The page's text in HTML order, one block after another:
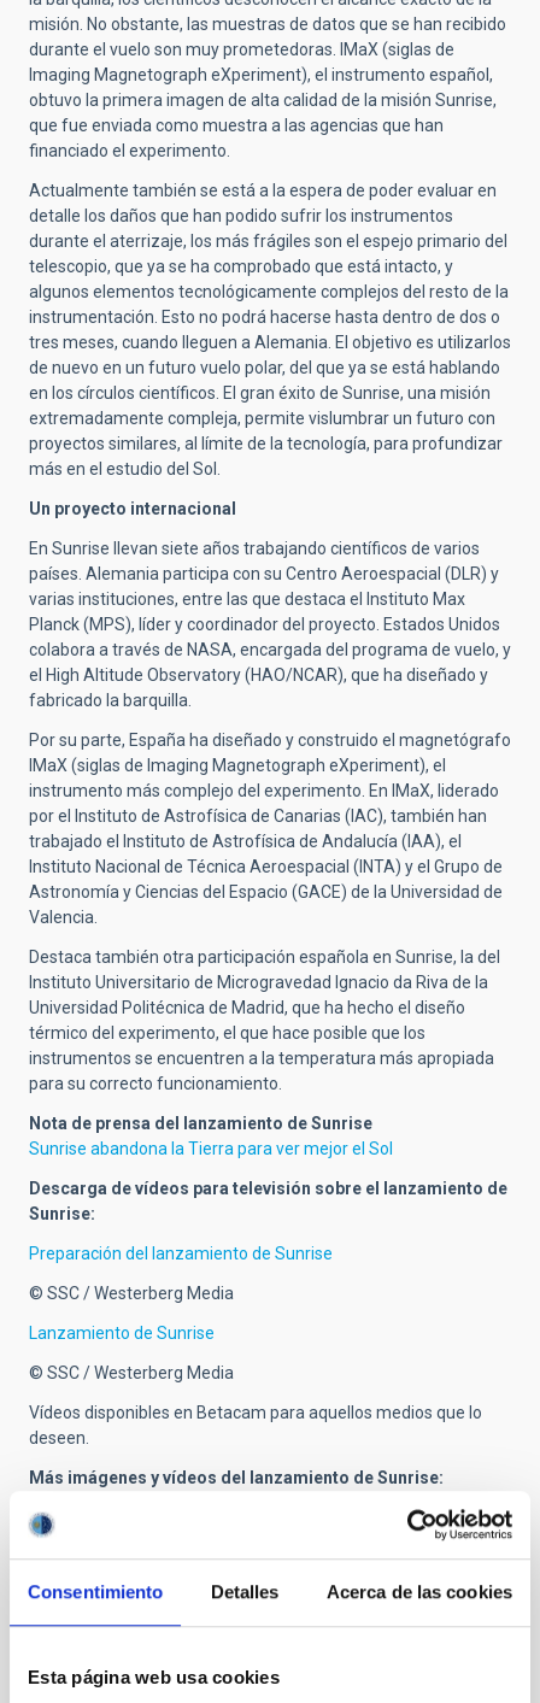
Consentimiento Detalles Acerca de las cookies
Esta página web usa cookies
misión. No obstante, las muestras de datos que se han recibido
durante el vuelo son muy prometedoras. IMaX (siglas de
Imaging Magnetograph eXperiment), el instrumento español,
obtuvo la primera imagen de alta calidad de la misión Sunrise,
que fue enviada como muestra a las agencias que han
financiado el experimento.
Actualmente también se está a la espera de poder evaluar en
detalle los daños que han podido sufrir los instrumentos
durante el aterrizaje, los más frágiles son el espejo primario del
telescopio, que ya se ha comprobado que está intacto, y
algunos elementos tecnológicamente complejos del resto de la
instrumentación. Esto no podrá hacerse hasta dentro de dos o
tres meses, cuando lleguen a Alemania. El objetivo es utilizarlos
de nuevo en un futuro vuelo polar, del que ya se está hablando
en los círculos científicos. El gran éxito de Sunrise, una misión
extremadamente compleja, permite vislumbrar un futuro con
proyectos similares, al límite de la tecnología, para profundizar
más en el estudio del Sol.
Un proyecto internacional
En Sunrise llevan siete años trabajando científicos de varios
países. Alemania participa con su Centro Aeroespacial (DLR) y
varias instituciones, entre las que destaca el Instituto Max
Planck (MPS), líder y coordinador del proyecto. Estados Unidos
colabora a través de NASA, encargada del programa de vuelo, y
el High Altitude Observatory (HAO/NCAR), que ha diseñado y
fabricado la barquilla.
Por su parte, España ha diseñado y construido el magnetógrafo
IMaX (siglas de Imaging Magnetograph eXperiment), el
instrumento más complejo del experimento. En IMaX, liderado
por el Instituto de Astrofísica de Canarias (IAC), también han
trabajado el Instituto de Astrofísica de Andalucía (IAA), el
Instituto Nacional de Técnica Aeroespacial (INTA) y el Grupo de
Astronomía y Ciencias del Espacio (GACE) de la Universidad de
Valencia.
Destaca también otra participación española en Sunrise, la del
Instituto Universitario de Microgravedad Ignacio da Riva de la
Universidad Politécnica de Madrid, que ha hecho el diseño
térmico del experimento, el que hace posible que los
instrumentos se encuentren a la temperatura más apropiada
para su correcto funcionamiento.
Nota de prensa del lanzamiento de Sunrise
Sunrise abandona la Tierra para ver mejor el Sol
Descarga de vídeos para televisión sobre el lanzamiento de
Sunrise:
Preparación del lanzamiento de Sunrise
© SSC / Westerberg Media
Lanzamiento de Sunrise
© SSC / Westerberg Media
Vídeos disponibles en Betacam para aquellos medios que lo
deseen.
Más imágenes y vídeos del lanzamiento de Sunrise:
Centro Espacial Esrange
En su utilización, añadir siempre los créditos siguientes: autor
(si especificado)/SCS
Más información:
Página de HAO/NCAR con fotos y vídeos del vuelo de test